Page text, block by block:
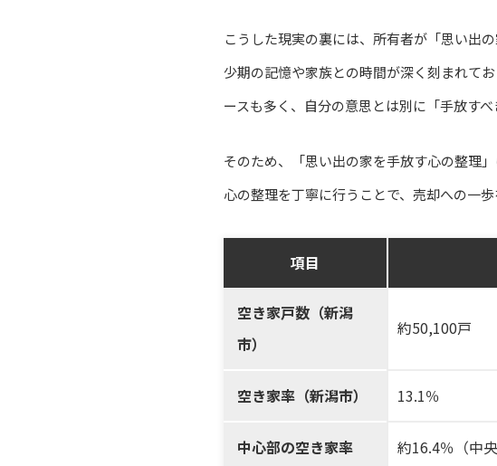
こうした現実の裏には、所有者が「思い出
少期の記憶や家族との時間が深く刻まれて
ースも多く、自分の意思とは別に「手放す
そのため、「思い出の家を手放す心の整理
心の整理を丁寧に行うことで、売却への一
項目
空き家戸数（新潟
市）
約50,100戸
空き家率（新潟市） 13.1％
中心部の空き家率 約16.4％（中央